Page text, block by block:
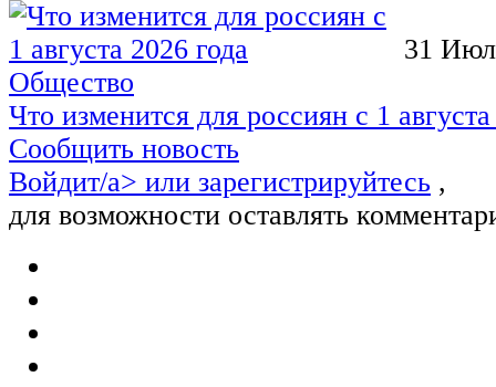
31
Общество
Что изменится для россиян с 1
Сообщить новость
Войдит/a> или зарегистрируйтесь ,
для возможности оставлять